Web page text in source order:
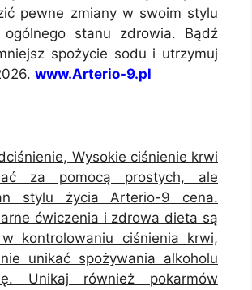
pewne zmiany w swoim stylu
stanu zdrowia. Bądź
spożycie sodu i utrzymuj
www.Arterio-9.pl
Wysokie ciśnienie krwi
za pomocą prostych, ale
stylu życia Arterio-9 cena.
ćwiczenia i zdrowa dieta są
kontrolowaniu ciśnienia krwi,
unikać spożywania alkoholu
Unikaj również pokarmów